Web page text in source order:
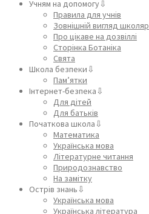
Учням на допомогу⇩
Правила для учнів
Зовнішній вигляд
Про цікаве на дозвіллі
Сторінка Ботаніка
Свята
Школа безпеки⇩
Пам’ятки
Інтернет-безпека⇩
Для дітей
Для батьків
Початкова школа⇩
Математика
Українська мова
Літературне читання
Природознавство
На замітку
Острів знань⇩
Українська мова
Українська література